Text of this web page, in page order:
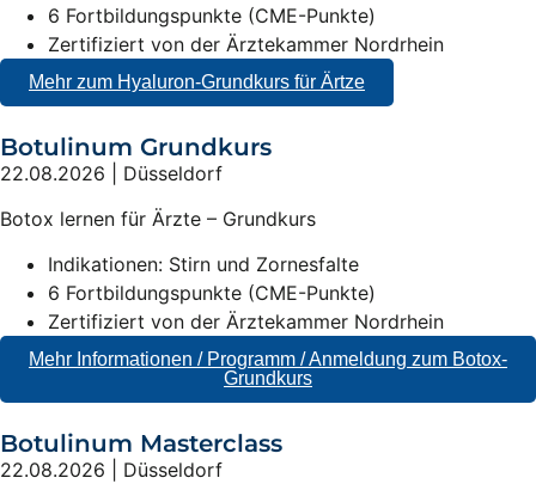
6 Fortbildungspunkte (CME-Punkte)
Zertifiziert von der Ärztekammer Nordrhein
Mehr zum Hyaluron-Grundkurs für Ärtze
Botulinum Grundkurs
22.08.2026 | Düsseldorf
Botox lernen für Ärzte – Grundkurs
Indikationen: Stirn und Zornesfalte
6 Fortbildungspunkte (CME-Punkte)
Zertifiziert von der Ärztekammer Nordrhein
Mehr Informationen / Programm / Anmeldung zum Botox-
Grundkurs
Botulinum Masterclass
22.08.2026 | Düsseldorf